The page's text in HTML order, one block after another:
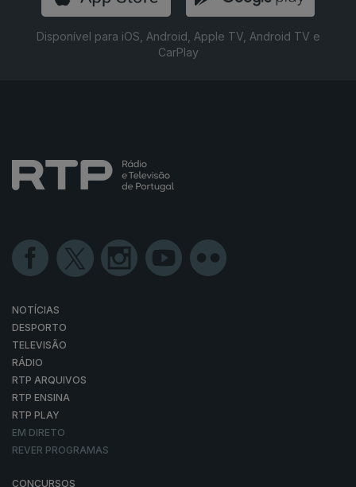
Disponível para iOS, Android, Apple TV, Android TV e
CarPlay
NOTÍCIAS
DESPORTO
TELEVISÃO
RÁDIO
RTP ARQUIVOS
RTP ENSINA
RTP PLAY
EM DIRETO
REVER PROGRAMAS
CONCURSOS